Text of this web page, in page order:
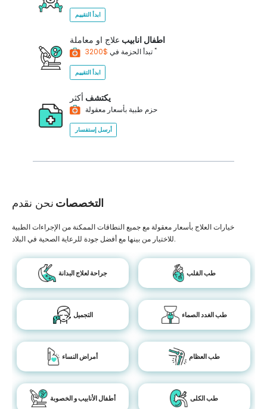
ابدأ التقييم
اطفال انابيب علاج او معاملة
تبدأ الحزمة في *
ابدأ التقييم
يكتشف أكثر
حزم طبية بأسعار معقولة
أرسل إستفسار
التخصصات نحن نقدم
خيارات العلاج بأسعار معقولة مع جميع النطاقات الممكنة من الإجراءات الطبية
للاختيار من بينها مع أفضل جودة للرعاية الصحية في البلاد.
جراحة لعلاج البدانة طب القلب
التجميل طب الغدد الصماء
أمراض النساء طب العظام
أطفال الأنابيب و الخصوبة طب الكلى